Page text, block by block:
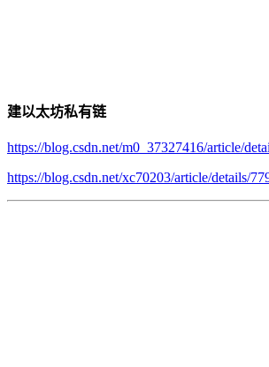
建以太坊私有链
https://blog.csdn.net/m0_37327416/article/
https://blog.csdn.net/xc70203/article/details/